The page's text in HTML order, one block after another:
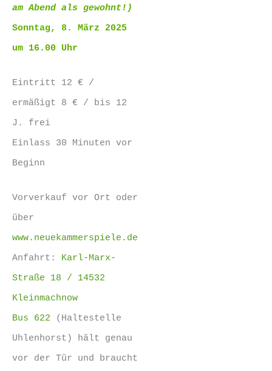
am Abend als gewohnt!)
Sonntag, 8. März 2025
um 16.00 Uhr
Eintritt 12 € /
ermäßigt 8 € / bis 12
J. frei
Einlass 30 Minuten vor
Beginn
Vorverkauf vor Ort oder
über
www.neuekammerspiele.de
Anfahrt: Karl-Marx-
Straße 18 / 14532
Kleinmachnow
Bus 622 (Haltestelle
Uhlenhorst) hält genau
vor der Tür und braucht